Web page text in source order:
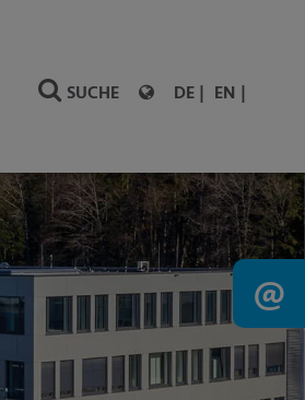
SUCHE DE EN
@